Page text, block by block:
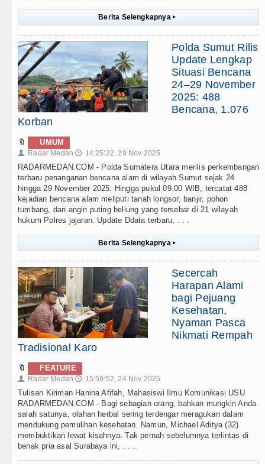
Berita Selengkapnya ▸
Polda Sumut Rilis
Update Lengkap
Situasi Bencana
24–29 November
2025: 488
Bencana, 1.076
Korban
🔖 UMUM
👤 Radar Medan 🕔 14:25:22, 29 Nov 2025
RADARMEDAN.COM - Polda Sumatera Utara merilis perkembangan
terbaru penanganan bencana alam di wilayah Sumut sejak 24
hingga 29 November 2025. Hingga pukul 09.00 WIB, tercatat 488
kejadian bencana alam meliputi tanah longsor, banjir, pohon
tumbang, dan angin puting beliung yang tersebar di 21 wilayah
hukum Polres jajaran. Update Ddata terbaru, . . .
Berita Selengkapnya ▸
Secercah
Harapan Alami
bagi Pejuang
Kesehatan,
Nyaman Pasca
Nikmati Rempah
Tradisional Karo
🔖 FEATURE
👤 Radar Medan 🕔 15:59:52, 24 Nov 2025
Tulisan Kiriman Hanina Afifah, Mahasiswi Ilmu Komunikasi USU
RADARMEDAN.COM - Bagi sebagian orang, bahkan mungkin Anda
salah satunya, olahan herbal sering terdengar meragukan dalam
mendukung pemulihan kesehatan. Namun, Michael Aditya (32)
membuktikan lewat kisahnya. Tak pernah sebelumnya terlintas di
benak pria asal Surabaya ini, . . .